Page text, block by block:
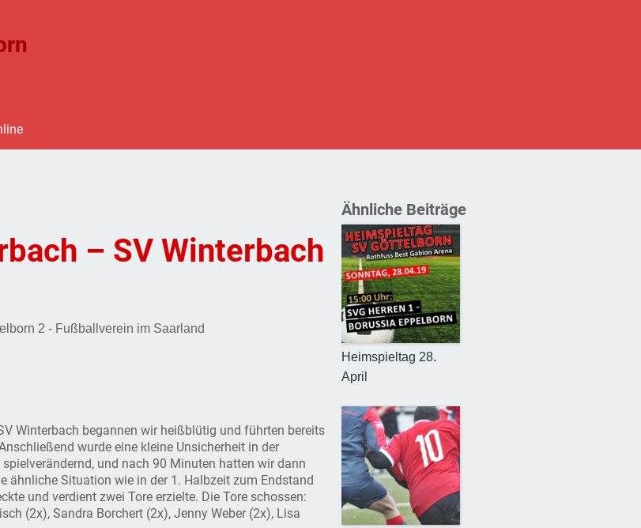
– SV Winterbach
Winterbach begannen wir heißblütig und führten bereits
wurde eine kleine Unsicherheit in der
und nach 90 Minuten hatten wir dann
ähnliche Situation wie in der 1. Halbzeit zum Endstand
und verdient zwei Tore erzielte. Die Tore schossen:
(2x), Sandra Borchert (2x), Jenny Weber (2x), Lisa
Ähnliche Beiträge
Heimspieltag 28.
April